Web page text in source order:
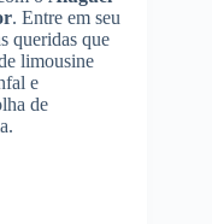
. Entre em seu
queridas que
limousine
e
de